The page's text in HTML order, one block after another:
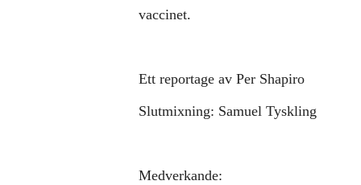
vaccinet.
Ett reportage av Per Shapiro
Slutmixning: Samuel Tyskling
Medverkande: